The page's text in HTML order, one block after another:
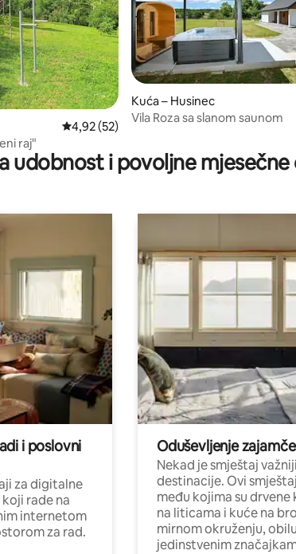
Prosječna ocjena: 4,92/5, recenzija: 52
4,92 (52)
raj"
Kuća – Husinec
Vila Roza sa slanom saunom
udobnost i povoljne mjesečne
i poslovni
za digitalne
rade na
internetom
za rad.
Oduševljenje
Nekad je smještaj
destinacije. Ovi
među kojima su drvene
na liticama i kuće na
mirnom okruženju,
jedinstvenim